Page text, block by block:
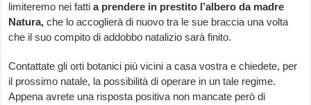
limiteremo nei fattia prendere in prestito l’albero da madre
Natura,che lo accoglierà di nuovo tra le sue braccia una volta
che il suo compito di addobbo natalizio sarà finito.
Contattate gli orti botanici più vicini a casa vostra e chiedete, per
il prossimo natale, la possibilità di operare in un tale regime.
Appena avrete una risposta positiva non mancate però di